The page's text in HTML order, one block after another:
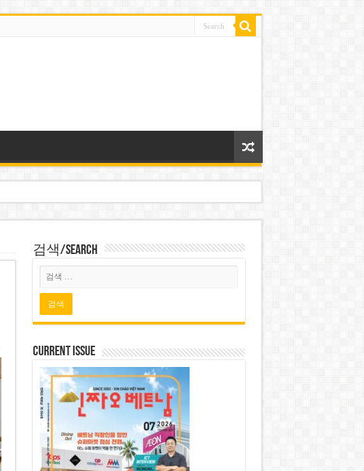
검색/Search
Current Issue